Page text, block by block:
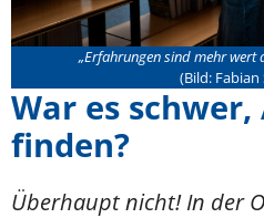
„Erfahrungen sind mehr wert
(Bild:
War es schwer,
finden?
Überhaupt nicht! In der